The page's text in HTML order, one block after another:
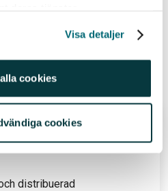
Visa detaljer
cookies
cookies
nya
nästa stora
distribuerad